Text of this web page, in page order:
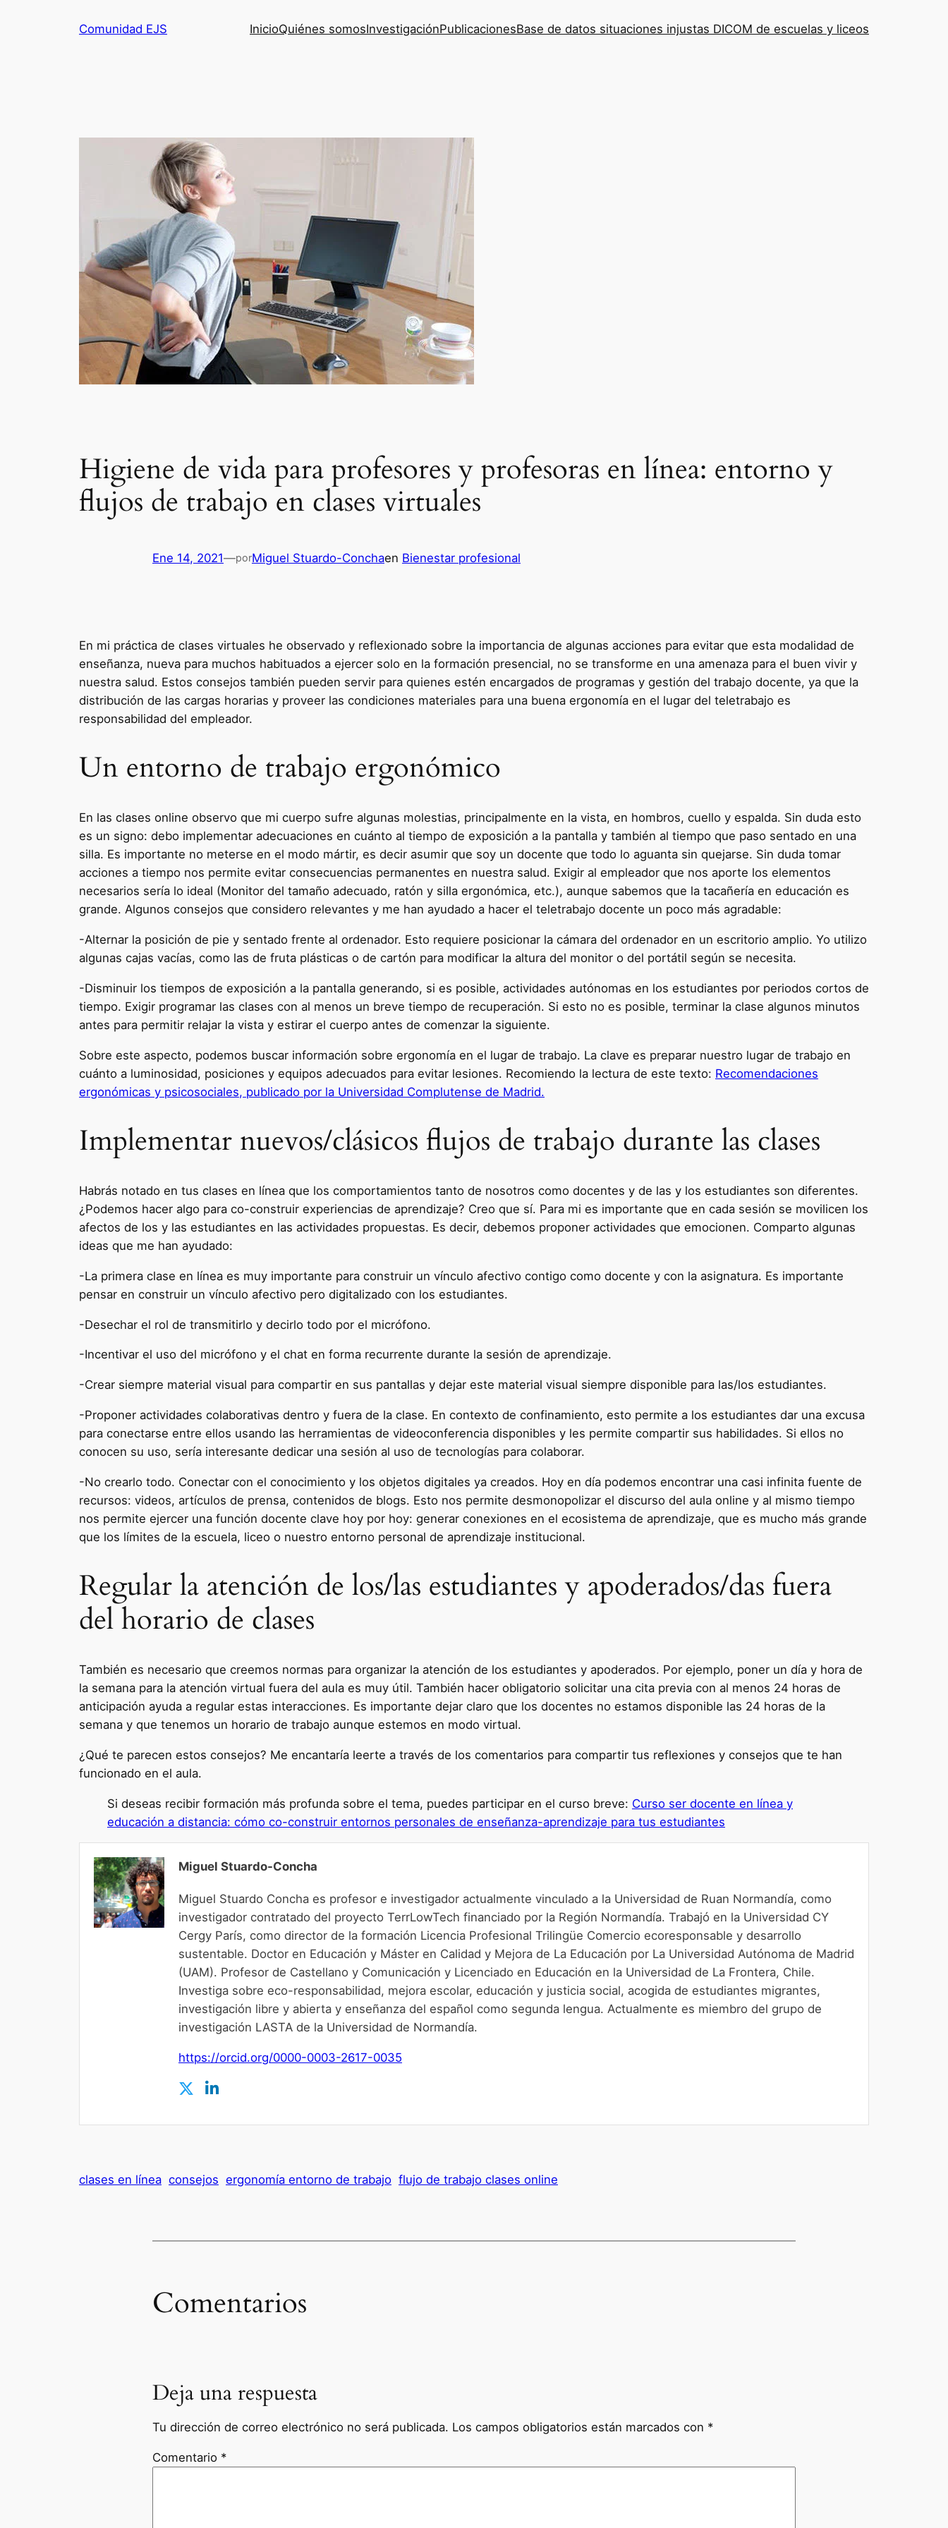
Comunidad EJS InicioQuiénes somosInvestigaciónPublicacionesBase de datos situaciones injustas DICOM de escuelas y liceos
Higiene de vida para profesores y profesoras en línea: entorno y
flujos de trabajo en clases virtuales
Ene 14, 2021—porMiguel Stuardo-Conchaen Bienestar profesional
En mi práctica de clases virtuales he observado y reflexionado sobre la importancia de algunas acciones para evitar que esta modalidad de
enseñanza, nueva para muchos habituados a ejercer solo en la formación presencial, no se transforme en una amenaza para el buen vivir y
nuestra salud. Estos consejos también pueden servir para quienes estén encargados de programas y gestión del trabajo docente, ya que la
distribución de las cargas horarias y proveer las condiciones materiales para una buena ergonomía en el lugar del teletrabajo es
responsabilidad del empleador.
Un entorno de trabajo ergonómico
En las clases online observo que mi cuerpo sufre algunas molestias, principalmente en la vista, en hombros, cuello y espalda. Sin duda esto
es un signo: debo implementar adecuaciones en cuánto al tiempo de exposición a la pantalla y también al tiempo que paso sentado en una
silla. Es importante no meterse en el modo mártir, es decir asumir que soy un docente que todo lo aguanta sin quejarse. Sin duda tomar
acciones a tiempo nos permite evitar consecuencias permanentes en nuestra salud. Exigir al empleador que nos aporte los elementos
necesarios sería lo ideal (Monitor del tamaño adecuado, ratón y silla ergonómica, etc.), aunque sabemos que la tacañería en educación es
grande. Algunos consejos que considero relevantes y me han ayudado a hacer el teletrabajo docente un poco más agradable:
-Alternar la posición de pie y sentado frente al ordenador. Esto requiere posicionar la cámara del ordenador en un escritorio amplio. Yo utilizo
algunas cajas vacías, como las de fruta plásticas o de cartón para modificar la altura del monitor o del portátil según se necesita.
-Disminuir los tiempos de exposición a la pantalla generando, si es posible, actividades autónomas en los estudiantes por periodos cortos de
tiempo. Exigir programar las clases con al menos un breve tiempo de recuperación. Si esto no es posible, terminar la clase algunos minutos
antes para permitir relajar la vista y estirar el cuerpo antes de comenzar la siguiente.
Sobre este aspecto, podemos buscar información sobre ergonomía en el lugar de trabajo. La clave es preparar nuestro lugar de trabajo en
cuánto a luminosidad, posiciones y equipos adecuados para evitar lesiones. Recomiendo la lectura de este texto: Recomendaciones
ergonómicas y psicosociales, publicado por la Universidad Complutense de Madrid.
Implementar nuevos/clásicos flujos de trabajo durante las clases
Habrás notado en tus clases en línea que los comportamientos tanto de nosotros como docentes y de las y los estudiantes son diferentes.
¿Podemos hacer algo para co-construir experiencias de aprendizaje? Creo que sí. Para mi es importante que en cada sesión se movilicen los
afectos de los y las estudiantes en las actividades propuestas. Es decir, debemos proponer actividades que emocionen. Comparto algunas
ideas que me han ayudado:
-La primera clase en línea es muy importante para construir un vínculo afectivo contigo como docente y con la asignatura. Es importante
pensar en construir un vínculo afectivo pero digitalizado con los estudiantes.
-Desechar el rol de transmitirlo y decirlo todo por el micrófono.
-Incentivar el uso del micrófono y el chat en forma recurrente durante la sesión de aprendizaje.
-Crear siempre material visual para compartir en sus pantallas y dejar este material visual siempre disponible para las/los estudiantes.
-Proponer actividades colaborativas dentro y fuera de la clase. En contexto de confinamiento, esto permite a los estudiantes dar una excusa
para conectarse entre ellos usando las herramientas de videoconferencia disponibles y les permite compartir sus habilidades. Si ellos no
conocen su uso, sería interesante dedicar una sesión al uso de tecnologías para colaborar.
-No crearlo todo. Conectar con el conocimiento y los objetos digitales ya creados. Hoy en día podemos encontrar una casi infinita fuente de
recursos: videos, artículos de prensa, contenidos de blogs. Esto nos permite desmonopolizar el discurso del aula online y al mismo tiempo
nos permite ejercer una función docente clave hoy por hoy: generar conexiones en el ecosistema de aprendizaje, que es mucho más grande
que los límites de la escuela, liceo o nuestro entorno personal de aprendizaje institucional.
Regular la atención de los/las estudiantes y apoderados/das fuera
del horario de clases
También es necesario que creemos normas para organizar la atención de los estudiantes y apoderados. Por ejemplo, poner un día y hora de
la semana para la atención virtual fuera del aula es muy útil. También hacer obligatorio solicitar una cita previa con al menos 24 horas de
anticipación ayuda a regular estas interacciones. Es importante dejar claro que los docentes no estamos disponible las 24 horas de la
semana y que tenemos un horario de trabajo aunque estemos en modo virtual.
¿Qué te parecen estos consejos? Me encantaría leerte a través de los comentarios para compartir tus reflexiones y consejos que te han
funcionado en el aula.
Si deseas recibir formación más profunda sobre el tema, puedes participar en el curso breve: Curso ser docente en línea y
educación a distancia: cómo co-construir entornos personales de enseñanza-aprendizaje para tus estudiantes
Miguel Stuardo-Concha
Miguel Stuardo Concha es profesor e investigador actualmente vinculado a la Universidad de Ruan Normandía, como
investigador contratado del proyecto TerrLowTech financiado por la Región Normandía. Trabajó en la Universidad CY
Cergy París, como director de la formación Licencia Profesional Trilingüe Comercio ecoresponsable y desarrollo
sustentable. Doctor en Educación y Máster en Calidad y Mejora de La Educación por La Universidad Autónoma de Madrid
(UAM). Profesor de Castellano y Comunicación y Licenciado en Educación en la Universidad de La Frontera, Chile.
Investiga sobre eco-responsabilidad, mejora escolar, educación y justicia social, acogida de estudiantes migrantes,
investigación libre y abierta y enseñanza del español como segunda lengua. Actualmente es miembro del grupo de
investigación LASTA de la Universidad de Normandía.
https://orcid.org/0000-0003-2617-0035
clases en línea consejos ergonomía entorno de trabajo flujo de trabajo clases online
Comentarios
Deja una respuesta
Tu dirección de correo electrónico no será publicada. Los campos obligatorios están marcados con *
Comentario *